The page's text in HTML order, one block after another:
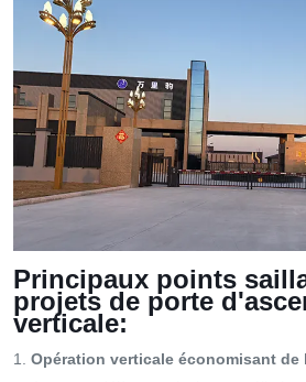
Principaux points
projets de porte
verticale:
Opération verticale économisant de